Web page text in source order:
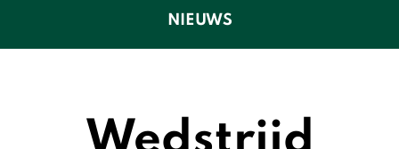
NIEUWS